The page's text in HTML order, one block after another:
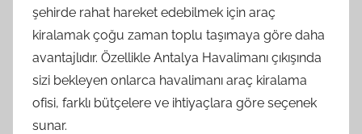
şehirde rahat hareket edebilmek için araç
kiralamak çoğu zaman toplu taşımaya göre daha
avantajlıdır. Özellikle Antalya Havalimanı çıkışında
sizi bekleyen onlarca havalimanı araç kiralama
ofisi, farklı bütçelere ve ihtiyaçlara göre seçenek
sunar.